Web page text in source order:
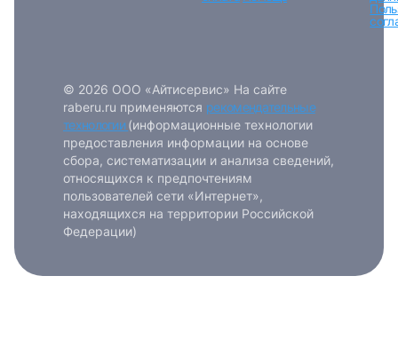
© 2026 ООО «Айтисервис» На сайте
raberu.ru применяются рекомендательные
технологии (информационные технологии
предоставления информации на основе
сбора, систематизации и анализа сведений,
относящихся к предпочтениям
пользователей сети «Интернет»,
находящихся на территории Российской
Федерации)